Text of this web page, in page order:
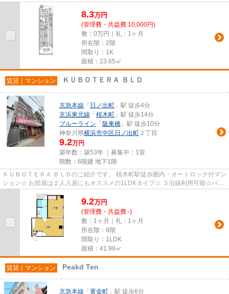
8.3万円
(管理費・共益費 10,000円)
敷：0万円｜礼：1ヶ月
所在階：2階
間取り：1K
面積：23.65㎡
賃貸｜マンション ＫＵＢＯＴＥＲＡ ＢＬＤ
京急本線 「 日ノ出町 」駅 徒歩4分
京浜東北線 「 桜木町 」駅 徒歩14分
ブルーライン 「 阪東橋 」駅 徒歩10分
神奈川県横浜市中区 日ノ出町 ２丁目
9.2万円
築年数：築53年 ｜募集中： 1室
階数：6階建 地下1階
ＫＵＢＯＴＥＲＡ ＢＬＤのご紹介です。 桜木町駅徒歩圏内・オートロック付マン
ション☆ お部屋は２人入居にもオススメの1LDKタイプ☆ ３沿線利用可能☆バス
9.2万円
(管理費・共益費 -)
敷：1ヶ月｜礼：1ヶ月
所在階：6階
間取り：1LDK
面積：41.98㎡
賃貸｜マンション Peakd Ten
京急本線 「 黄金町 」駅 徒歩6分